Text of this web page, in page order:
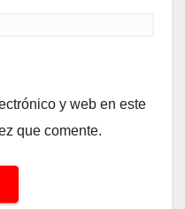
y web en este
que comente.